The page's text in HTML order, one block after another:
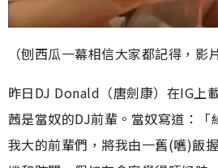
（刨西瓜一幕相信大家都記得，影
昨日DJ Donald（唐劍康）在IG上
茜是當奴的DJ前輩。當奴寫道：「
我大的前輩們，將我由一舊(嚿)飯